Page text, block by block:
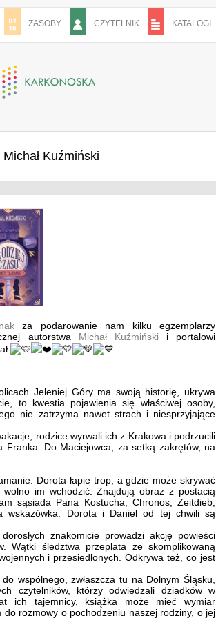
ZASOBY CZYTELNIK KATALOGI
Kuźmiński
za podarowanie nam kilku egzemplarzy
autorstwa Michał Kuźmiński i portalowi
Jeleniej Góry ma swoją historię, ukrywa
to kwestia pojawienia się właściwej osoby,
nie zatrzyma nawet strach i niesprzyjające
rodzice wyrwali ich z Krakowa i podrzucili
Do Maciejowca, za setką zakrętów, na
Dorota łapie trop, a gdzie może skrywać
im wchodzić. Znajdują obraz z postacią
sąsiada Pana Kostucha, Chronos, Zeitdieb,
wskazówka. Dorota i Daniel od tej chwili są
znakomicie prowadzi akcję powieści
Wątki śledztwa przeplata ze skomplikowaną
i przesiedlonych. Odkrywa też, co jest
wspólnego, zwłaszcza tu na Dolnym Śląsku,
czytelników, którzy odwiedzali dziadków w
ich tajemnicy, książka może mieć wymiar
rozmowy o pochodzeniu naszej rodziny, o jej